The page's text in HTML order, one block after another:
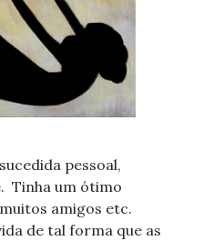
pessoal,
Tinha um ótimo
amigos etc.
de tal forma que as